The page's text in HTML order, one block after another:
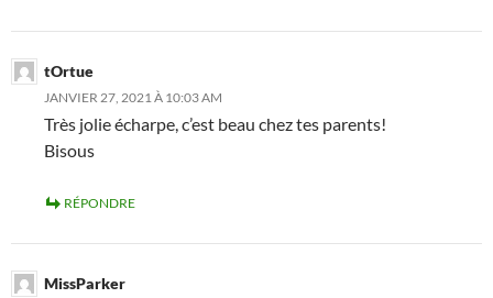
tOrtue
JANVIER 27, 2021 À 10:03 AM
Très jolie écharpe, c’est beau chez tes parents!
Bisous
RÉPONDRE
MissParker